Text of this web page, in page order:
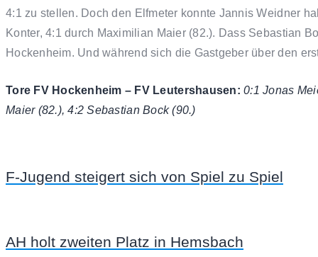
4:1 zu stellen. Doch den Elfmeter konnte Jannis Weidner
Konter, 4:1 durch Maximilian Maier (82.). Dass Sebastian
Hockenheim. Und während sich die Gastgeber über den
Tore FV Hockenheim – FV Leutershausen: 0:1 Jonas
Maier (82.), 4:2 Sebastian Bock (90.)
F-Jugend steigert sich von Spiel zu Spiel
AH holt zweiten Platz in Hemsbach